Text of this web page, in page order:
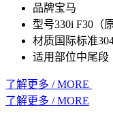
品牌宝马
型号330i F30（
材质国际标准
适用部位中尾段
了解更多 / MORE
了解更多 / MORE